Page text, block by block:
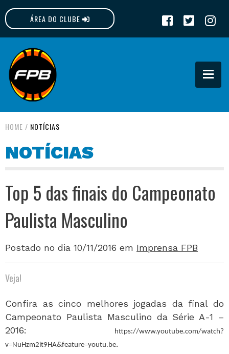
ÁREA DO CLUBE
FPB
HOME / NOTÍCIAS
NOTÍCIAS
Top 5 das finais do Campeonato
Paulista Masculino
Postado no dia 10/11/2016 em Imprensa FPB
Veja!
Confira as cinco melhores jogadas da final do
Campeonato Paulista Masculino da Série A-1 –
2016:
https://www.youtube.com/watch?
v=NuHzm2it9HA&feature=youtu.be.